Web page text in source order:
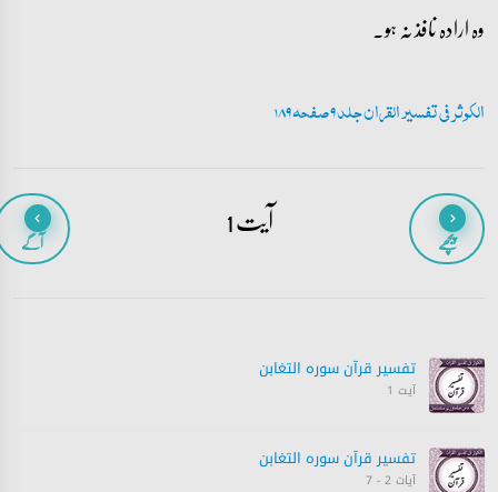
وہ ارادہ نافذ نہ ہو۔
الکوثر فی تفسیر القران جلد 9 صفحہ 189
پیچھے آیت 1 آگے
تفسیر قرآن سورہ ‎التغابن
آیت 1
تفسیر قرآن سورہ ‎التغابن
آیات 2 - 7